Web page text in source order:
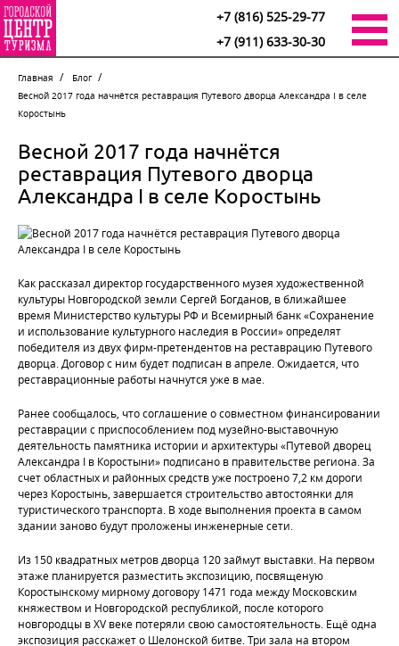
+7 (816) 525-29-77
+7 (911) 633-30-30
Главная
Блог
Весной 2017 года начнётся реставрация Путевого дворца Александра I в селе
Коростынь
Весной 2017 года начнётся
реставрация Путевого дворца
Александра I в селе Коростынь
Как рассказал директор государственного музея художественной
культуры Новгородской земли Сергей Богданов, в ближайшее
время Министерство культуры РФ и Всемирный банк «Сохранение
и использование культурного наследия в России» определят
победителя из двух фирм-претендентов на реставрацию Путевого
дворца. Договор с ним будет подписан в апреле. Ожидается, что
реставрационные работы начнутся уже в мае.
Ранее сообщалось, что соглашение о совместном финансировании
реставрации с приспособлением под музейно-выставочную
деятельность памятника истории и архитектуры «Путевой дворец
Александра I в Коростыни» подписано в правительстве региона. За
счет областных и районных средств уже построено 7,2 км дороги
через Коростынь, завершается строительство автостоянки для
туристического транспорта. В ходе выполнения проекта в самом
здании заново будут проложены инженерные сети.
Из 150 квадратных метров дворца 120 займут выставки. На первом
этаже планируется разместить экспозицию, посвященую
Коростынскому мирному договору 1471 года между Московским
княжеством и Новгородской республикой, после которого
новгородцы в XV веке потеряли свою самостоятельность. Ещё одна
экспозиция расскажет о Шелонской битве. Три зала на втором